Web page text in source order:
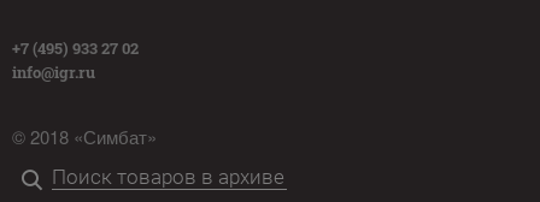
+7 (495) 933 27 02
info@igr.ru
© 2018 «Симбат»